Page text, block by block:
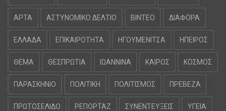
ΑΡΤΑ ΑΣΤΥΝΟΜΙΚΟ ΔΕΛΤΙΟ ΒΙΝΤΕΟ ΔΙΑΦΟΡΑ
ΕΛΛΑΔΑ ΕΠΙΚΑΙΡΟΤΗΤΑ ΗΓΟΥΜΕΝΙΤΣΑ ΗΠΕΙΡΟΣ
ΘΕΜΑ ΘΕΣΠΡΩΤΙΑ ΙΩΑΝΝΙΝΑ ΚΑΙΡΟΣ ΚΟΣΜΟΣ
ΠΑΡΑΣΚΗΝΙΟ ΠΟΛΙΤΙΚΗ ΠΟΛΙΤΙΣΜΟΣ ΠΡΕΒΕΖΑ
ΠΡΩΤΟΣΕΛΙΔΟ ΡΕΠΟΡΤΑΖ ΣΥΝΕΝΤΕΥΞΕΙΣ ΥΓΕΙΑ